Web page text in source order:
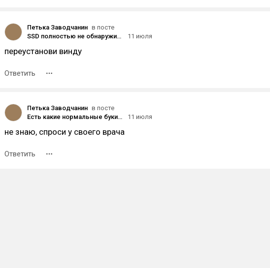
Петька Заводчанин в посте
SSD полностью не обнаруживается и винда не грузится
11 июля
переустанови винду
Ответить
Петька Заводчанин в посте
Есть какие нормальные букинистические магазы онлайн?
11 июля
не знаю, спроси у своего врача
Ответить